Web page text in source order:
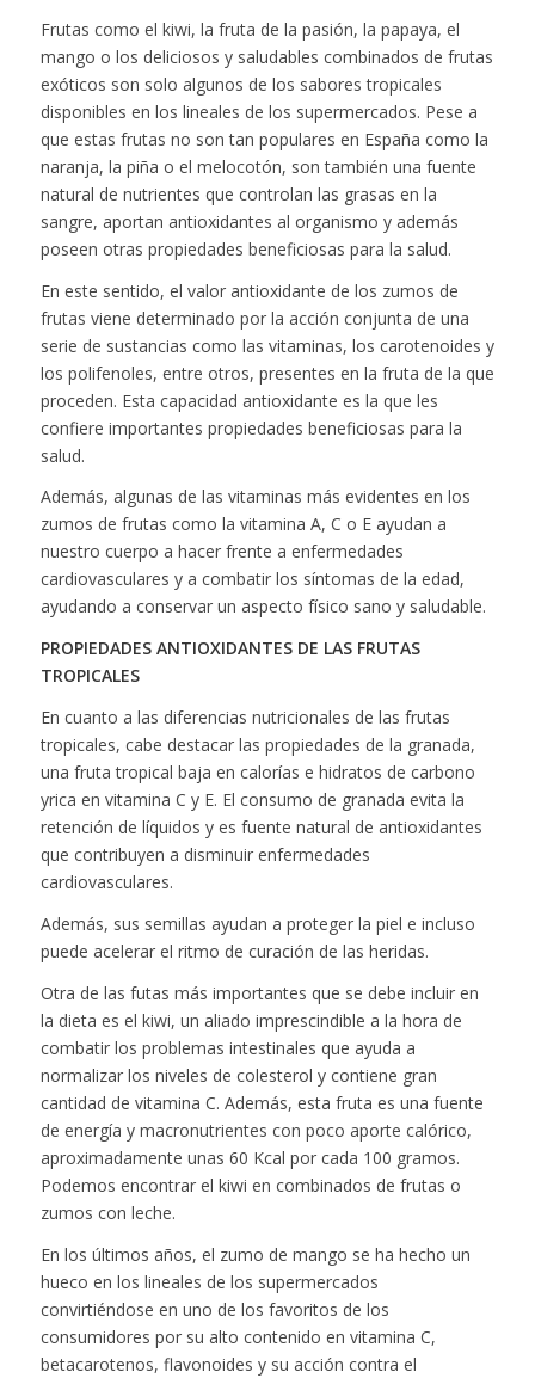
Frutas como el kiwi, la fruta de la pasión, la papaya, el
mango o los deliciosos y saludables combinados de frutas
exóticos son solo algunos de los sabores tropicales
disponibles en los lineales de los supermercados. Pese a
que estas frutas no son tan populares en España como la
naranja, la piña o el melocotón, son también una fuente
natural de nutrientes que controlan las grasas en la
sangre, aportan antioxidantes al organismo y además
poseen otras propiedades beneficiosas para la salud.
En este sentido, el valor antioxidante de los zumos de
frutas viene determinado por la acción conjunta de una
serie de sustancias como las vitaminas, los carotenoides y
los polifenoles, entre otros, presentes en la fruta de la que
proceden. Esta capacidad antioxidante es la que les
confiere importantes propiedades beneficiosas para la
salud.
Además, algunas de las vitaminas más evidentes en los
zumos de frutas como la vitamina A, C o E ayudan a
nuestro cuerpo a hacer frente a enfermedades
cardiovasculares y a combatir los síntomas de la edad,
ayudando a conservar un aspecto físico sano y saludable.
PROPIEDADES ANTIOXIDANTES DE LAS FRUTAS
TROPICALES
En cuanto a las diferencias nutricionales de las frutas
tropicales, cabe destacar las propiedades de la granada,
una fruta tropical baja en calorías e hidratos de carbono
yrica en vitamina C y E. El consumo de granada evita la
retención de líquidos y es fuente natural de antioxidantes
que contribuyen a disminuir enfermedades
cardiovasculares.
Además, sus semillas ayudan a proteger la piel e incluso
puede acelerar el ritmo de curación de las heridas.
Otra de las futas más importantes que se debe incluir en
la dieta es el kiwi, un aliado imprescindible a la hora de
combatir los problemas intestinales que ayuda a
normalizar los niveles de colesterol y contiene gran
cantidad de vitamina C. Además, esta fruta es una fuente
de energía y macronutrientes con poco aporte calórico,
aproximadamente unas 60 Kcal por cada 100 gramos.
Podemos encontrar el kiwi en combinados de frutas o
zumos con leche.
En los últimos años, el zumo de mango se ha hecho un
hueco en los lineales de los supermercados
convirtiéndose en uno de los favoritos de los
consumidores por su alto contenido en vitamina C,
betacarotenos, flavonoides y su acción contra el